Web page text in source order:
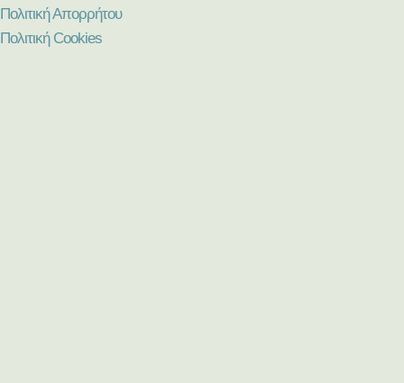
Πολιτική Απορρήτου
Πολιτική Cookies